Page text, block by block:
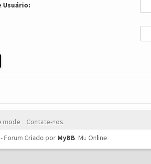
Usuário:
mode
Contate-nos
- Forum Criado por MyBB. Mu Online